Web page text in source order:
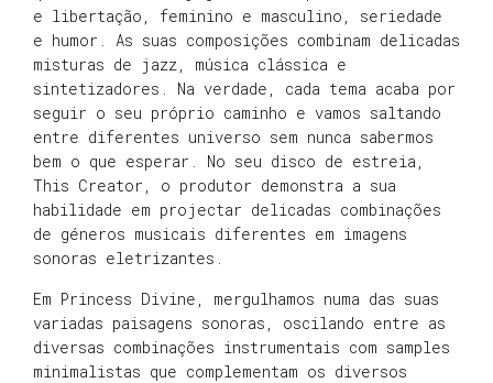
e libertação, feminino e masculino, seriedade
e humor. As suas composições combinam delicadas
misturas de jazz, música clássica e
sintetizadores. Na verdade, cada tema acaba por
seguir o seu próprio caminho e vamos saltando
entre diferentes universo sem nunca sabermos
bem o que esperar. No seu disco de estreia,
This Creator, o produtor demonstra a sua
habilidade em projectar delicadas combinações
de géneros musicais diferentes em imagens
sonoras eletrizantes.
Em Princess Divine, mergulhamos numa das suas
variadas paisagens sonoras, oscilando entre as
diversas combinações instrumentais com samples
minimalistas que complementam os diversos